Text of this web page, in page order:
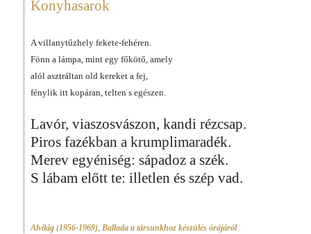
Konyhasarok
A villanytűzhely fekete-fehéren.
Fönn a lámpa, mint egy főkötő, amely
alól asztráltan old kereket a fej,
fénylik itt kopáran, telten s egészen.
Lavór, viaszosvászon, kandi rézcsap.
Piros fazékban a krumplimaradék.
Merev egyéniség: sápadoz a szék.
S lábam előtt te: illetlen és szép vad.
Alvilág (1956-1969), Ballada a társunkhoz készülés órájáról